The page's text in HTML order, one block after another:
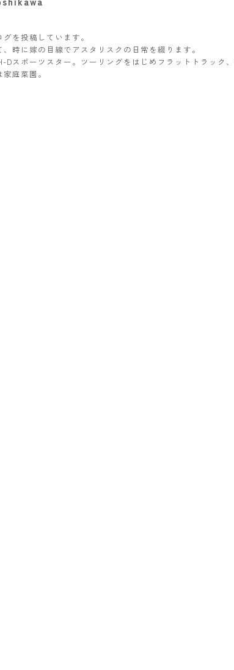
を投稿しています。
、時に嫁の目線でアスタリスクの日常を綴ります。
Dスポーツスター。ツーリングをはじめフラットトラック
庭菜園。